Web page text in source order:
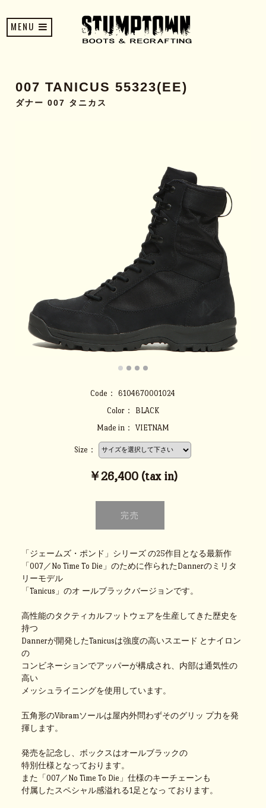
MENU
007 TANICUS 55323(EE)
ダナー 007 タニカス
Code：
6104670001024
Color：
BLACK
Made in：
VIETNAM
Size：
￥26,400 (tax in)
「ジェームズ・ポンド」シリーズ の25作目となる最新作
「007／No Time To Die」のために作られたDannerのミリタ
リーモデル
「Tanicus」のオ ールブラックバージョンです。
高性能のタクティカルフットウェアを生産してきた歴史を
持つ
Dannerが開発したTanicusは強度の高いスエード とナイロン
の
コンビネーションでアッパーが構成され、内部は通気性の
高い
メッシュライニングを使用しています。
五角形のVibramソールは屋内外問わずそのグリッ プ力を発
揮します。
発売を記念し、ボックスはオールブラックの
特別仕様となっております。
また「007／No Time To Die」仕様のキーチェーンも
付属したスペシャル感溢れる1足となっ ております。